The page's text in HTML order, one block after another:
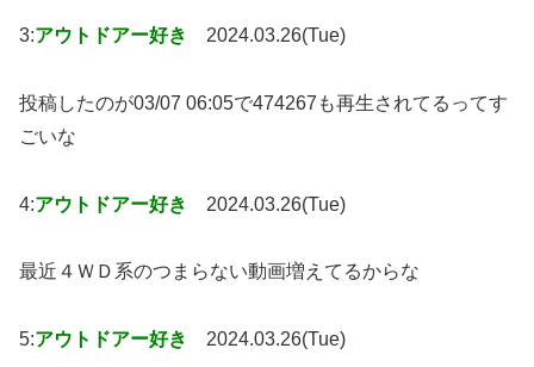
3:アウトドアー好き 2024.03.26(Tue)
投稿したのが03/07 06:05で474267も再生されてるってす
ごいな
4:アウトドアー好き 2024.03.26(Tue)
最近４ＷＤ系のつまらない動画増えてるからな
5:アウトドアー好き 2024.03.26(Tue)